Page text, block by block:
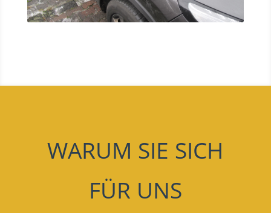
WARUM SIE SICH
FÜR UNS